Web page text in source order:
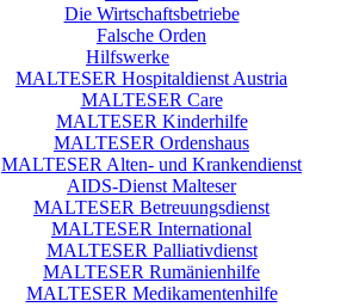
Die Wirtschaftsbetriebe
Falsche Orden
Hilfswerke
MALTESER Hospitaldienst Austria
MALTESER Care
MALTESER Kinderhilfe
MALTESER Ordenshaus
MALTESER Alten- und Krankendienst
AIDS-Dienst Malteser
MALTESER Betreuungsdienst
MALTESER International
MALTESER Palliativdienst
MALTESER Rumänienhilfe
MALTESER Medikamentenhilfe